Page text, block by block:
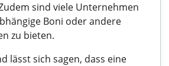
sind viele Unternehmen
Boni oder andere
zu bieten.
lässt sich sagen, dass eine